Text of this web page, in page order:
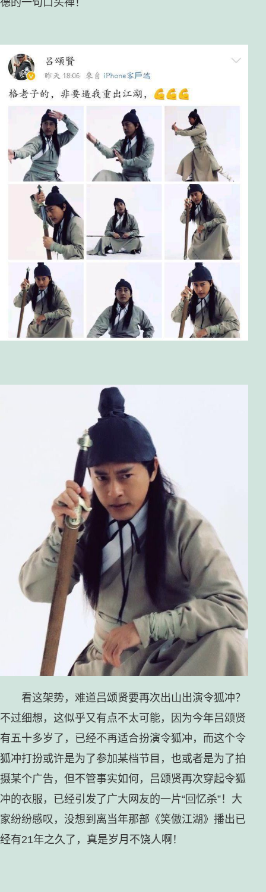
看这架势，难道吕颂贤要再次出山出演令狐冲？
不过细想，这似乎又有点不太可能，因为今年吕颂贤
有五十多岁了，已经不再适合扮演令狐冲，而这个令
狐冲打扮或许是为了参加某档节目，也或者是为了拍
摄某个广告，但不管事实如何，吕颂贤再次穿起令狐
冲的衣服，已经引发了广大网友的一片“回忆杀”！大
家纷纷感叹，没想到离当年那部《笑傲江湖》播出已
经有21年之久了，真是岁月不饶人啊！